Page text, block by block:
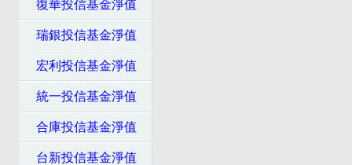
復華投信基金淨值
瑞銀投信基金淨值
宏利投信基金淨值
統一投信基金淨值
合庫投信基金淨值
台新投信基金淨值